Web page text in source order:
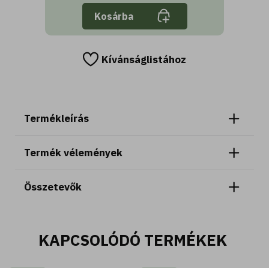
Kosárba
Kívánságlistához
Termékleírás
Termék vélemények
Összetevők
KAPCSOLÓDÓ TERMÉKEK